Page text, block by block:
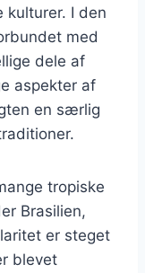
kulturer. I den
med
dele af
aspekter af
en særlig
tropiske
Brasilien,
er steget
blevet